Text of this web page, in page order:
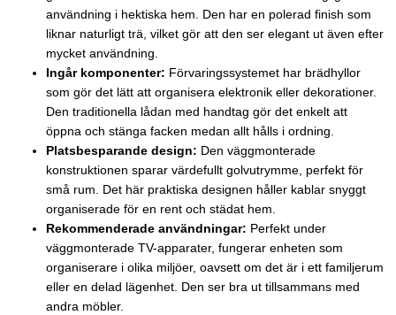
användning i hektiska hem. Den har en polerad finish som
liknar naturligt trä, vilket gör att den ser elegant ut även efter
mycket användning.
Ingår komponenter: Förvaringssystemet har brädhyllor
som gör det lätt att organisera elektronik eller dekorationer.
Den traditionella lådan med handtag gör det enkelt att
öppna och stänga facken medan allt hålls i ordning.
Platsbesparande design: Den väggmonterade
konstruktionen sparar värdefullt golvutrymme, perfekt för
små rum. Det här praktiska designen håller kablar snyggt
organiserade för en rent och städat hem.
Rekommenderade användningar: Perfekt under
väggmonterade TV-apparater, fungerar enheten som
organiserare i olika miljöer, oavsett om det är i ett familjerum
eller en delad lägenhet. Den ser bra ut tillsammans med
andra möbler.